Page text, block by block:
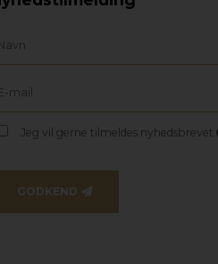
Jeg vil gerne tilmeldes nyhedsbrevet
GODKEND